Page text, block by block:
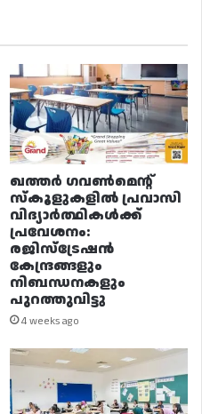
ഖത്തർ ഗവൺമെന്റ്
സ്കൂളുകളിൽ പ്രവാസി
വിദ്യാർത്ഥികൾക്ക്
പ്രവേശനം:
രജിസ്ട്രേഷൻ
കേന്ദ്രങ്ങളും
നിബന്ധനകളും
പുറത്തുവിട്ടു
4 weeks ago